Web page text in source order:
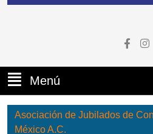
Menú
Asociación de Jubilados de
México A.C.